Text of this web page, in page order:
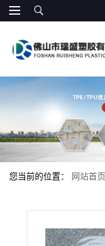
您当前的位置： 网站首页